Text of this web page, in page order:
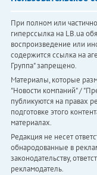
При полном или
гиперссылка на LB.ua
воспроизведение или
содержится ссылка на
Группа" запрещено.
Материалы, которые
"Новости компаний" /
публикуются на правах
подготовке этого
материалах.
Редакция не несет
обнародованные в
законодательству,
рекламодатель.